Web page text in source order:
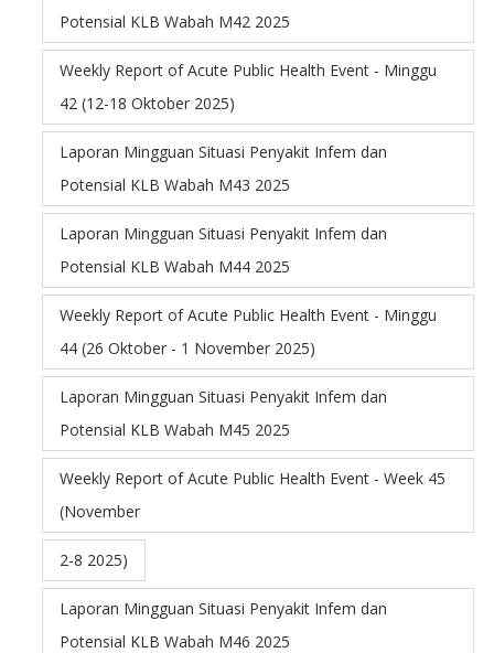
Potensial KLB Wabah M42 2025
Weekly Report of Acute Public Health Event - Minggu
42 (12-18 Oktober 2025)
Laporan Mingguan Situasi Penyakit Infem dan
Potensial KLB Wabah M43 2025
Laporan Mingguan Situasi Penyakit Infem dan
Potensial KLB Wabah M44 2025
Weekly Report of Acute Public Health Event - Minggu
44 (26 Oktober - 1 November 2025)
Laporan Mingguan Situasi Penyakit Infem dan
Potensial KLB Wabah M45 2025
Weekly Report of Acute Public Health Event - Week 45
(November
2-8 2025)
Laporan Mingguan Situasi Penyakit Infem dan
Potensial KLB Wabah M46 2025